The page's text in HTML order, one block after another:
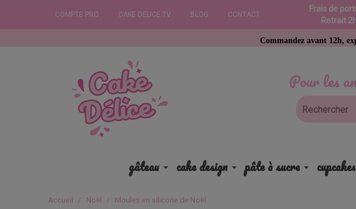
COMPTE PRO CAKE DELICE TV BLOG CONTACT
Frais de
Retrait
Pour les
Commandez avant 12h, expédition
gâteau cake design pâte à sucre
Accueil Noël Moules en silicone de Noël